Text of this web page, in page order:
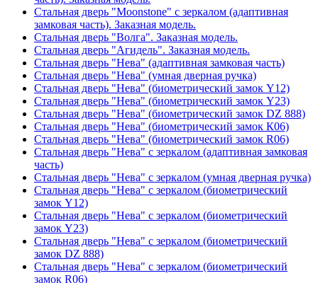
Стальная дверь "Moonstone" с зеркалом (адаптивная
замковая часть). Заказная модель.
Стальная дверь "Волга". Заказная модель.
Стальная дверь "Агидель". Заказная модель.
Стальная дверь "Нева" (адаптивная замковая часть)
Стальная дверь "Нева" (умная дверная ручка)
Стальная дверь "Нева" (биометрический замок Y12)
Стальная дверь "Нева" (биометрический замок Y23)
Стальная дверь "Нева" (биометрический замок DZ 888)
Стальная дверь "Нева" (биометрический замок К06)
Стальная дверь "Нева" (биометрический замок R06)
Стальная дверь "Нева" с зеркалом (адаптивная замковая
часть)
Стальная дверь "Нева" с зеркалом (умная дверная ручка)
Стальная дверь "Нева" с зеркалом (биометрический
замок Y12)
Стальная дверь "Нева" с зеркалом (биометрический
замок Y23)
Стальная дверь "Нева" с зеркалом (биометрический
замок DZ 888)
Стальная дверь "Нева" с зеркалом (биометрический
замок R06)